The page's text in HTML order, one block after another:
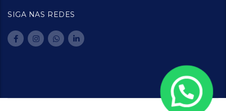
SIGA NAS REDES